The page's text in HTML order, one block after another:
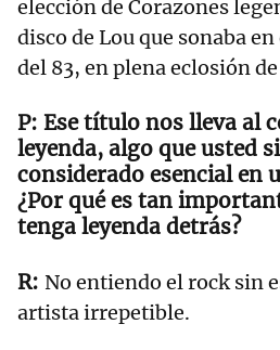
elección de Corazones
disco de Lou que sonaba
del 83, en plena eclosión
Ese título nos lleva al
leyenda, algo que usted
considerado esencial en
¿Por qué es tan
tenga leyenda detrás?
No entiendo el rock sin
artista irrepetible.